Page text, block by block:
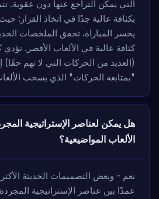
التي يمكن التراجع عنها دون عقوبة.
بكثافة عالية جدًا في اتخاذ القرار:
كثافة عالية في الألعاب الأقصر. تؤدي
(العديد من الحركات التي لا تهم
"بمتابعة الحركات" الذي يسحب
هل يمكن لعناصر الإستراتيجية
الألعاب المواضيعية؟
نعم - وبعض التصميمات الحديثة الأكثر
عمدًا بين عناصر الإستراتيجية المجردة